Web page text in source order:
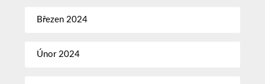
Březen 2024
Únor 2024